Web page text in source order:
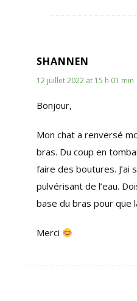
SHANNEN
12 juillet 2022 at 15 h 01 min
Bonjour,
Mon chat a renversé
bras. Du coup en
faire des boutures. J’ai
pulvérisant de l’eau.
base du bras pour que
Merci